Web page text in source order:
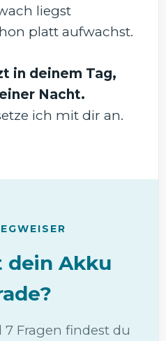
liegst
platt aufwachst.
in deinem Tag,
Nacht.
ich mit dir an.
dein Akku
Fragen findest du